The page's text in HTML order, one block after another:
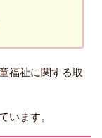
福祉に関する取
います。